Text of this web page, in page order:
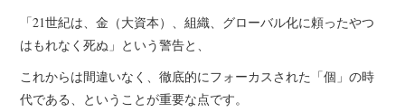
「21世紀は、金（大資本）、組織、グローバル化に頼ったやつ
はもれなく死ぬ」という警告と、
これからは間違いなく、徹底的にフォーカスされた「個」の時
代である、ということが重要な点です。